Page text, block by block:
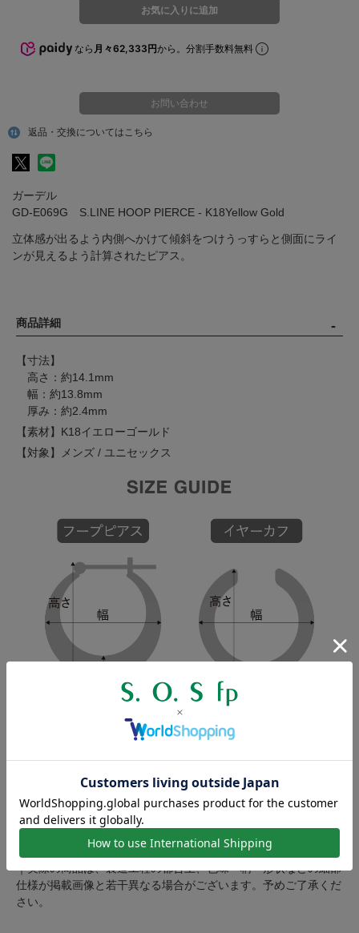
なら 月々62,333円から。分割手数料無料
返品・交換についてはこちら
お問い合わせ
ガーデル
GD-E069G S.LINE HOOP PIERCE - K18Yellow Gold
立体感が出るよう内側へかけて傾斜をつけうっすらと側面にライ
ンが見えるよう計算されたピアス。
商品詳細
【寸法】
高さ：約14.1mm
幅：約13.8mm
厚み：約2.4mm
【素材】K18イエローゴールド
【対象】メンズ / ユニセックス
製作工程の都合上、商品のサイズには若干の個体差が生じます。
表記の寸法に満たない、または寸法を超えるものがございますの
注意事項
｜表示価格は片方のみの価格となります。
｜実際の商品は、製造工程の都合上、色味・柄・形状などの細部
仕様が掲載画像と若干異なる場合がございます。予めご了承くだ
さい。